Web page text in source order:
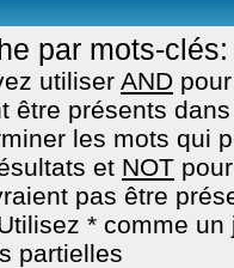
par mots-clés:
utiliser AND
être présents
les mots qui
et NOT
pas être
* comme un
partielles